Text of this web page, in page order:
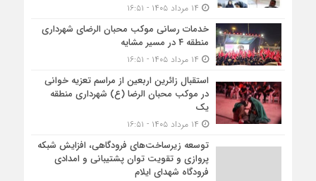
خدمات رسانی موکب محبان الرضای شهرداری
منطقه ۴ در مسیر مشایه
استقبال زائرین اربعین از مراسم تعزیه خوانی
در موکب محبان الرضا (ع) شهرداری منطقه
یک
توسعه زیرساخت‌های فرودگاهی، افزایش شبکه
پروازی و تقویت توان پشتیبانی و امدادی
فرودگاه شهدای ایلام